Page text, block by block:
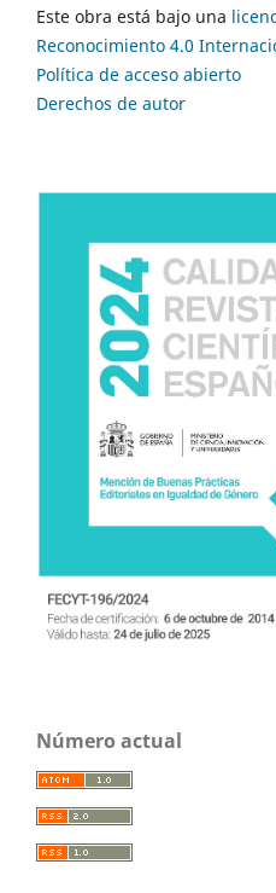
Este obra está bajo una
Reconocimiento 4.0
Política de acceso abierto
Derechos de autor
Número actual